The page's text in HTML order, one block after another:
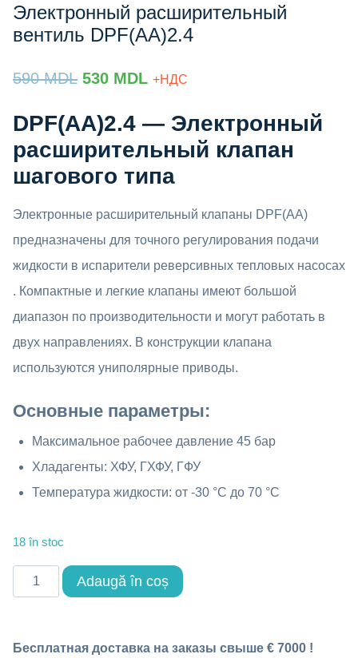
Электронный расширительный
вентиль DPF(AA)2.4
590MDL Prețul
a
fost:
530 MDLPrețul
este:
530 MDL.
+НДС
DPF(AA)2.4 — Электронный
расширительный клапан
шагового типа
Электронные расширительный клапаны DPF(AA)
предназначены для точного регулирования подачи
жидкости в испарители реверсивных тепловых насосах
. Компактные и легкие клапаны имеют большой
диапазон по производительности и могут работать в
двух направлениях. В конструкции клапана
используются униполярные приводы.
Основные параметры:
Максимальное рабочее давление 45 бар
Хладагенты: ХФУ, ГХФУ, ГФУ
Температура жидкости: от -30 °C до 70 °C
18 în stoc
Cantitate
вентиль
Adaugă în coș
Бесплатная доставка на заказы свыше € 7000 !